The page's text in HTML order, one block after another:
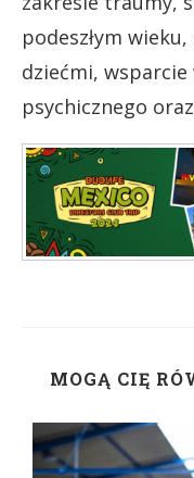
podeszłym
dziećmi,
psychicznego
MOGĄ CIĘ